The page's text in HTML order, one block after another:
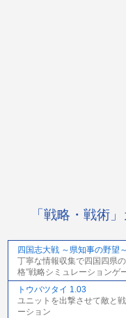
「戦略・戦術
四国志大戦 ～県知事の野望
丁寧な情報収集で四国四県
格”戦略シミュレーションゲ
トウバツタイ 1.03
ユニットを出撃させて敵と
ーション